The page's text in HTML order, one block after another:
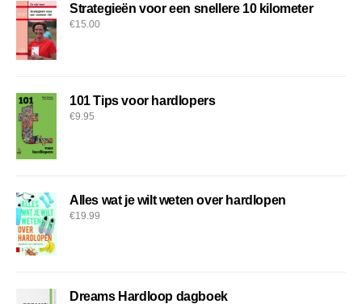
Strategieën voor een snellere 10 kilometer
€15.00
101 Tips voor hardlopers
€9.95
Alles wat je wilt weten over hardlopen
€19.99
Dreams Hardloop dagboek